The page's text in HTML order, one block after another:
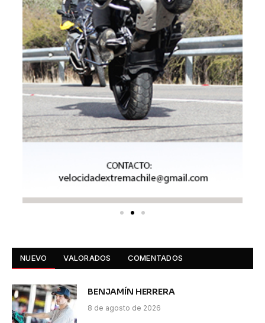
NUEVO VALORADOS COMENTADOS
BENJAMÍN HERRERA
8 de agosto de 2026